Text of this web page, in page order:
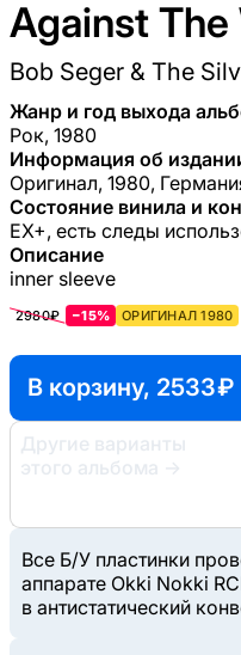
Against The
Bob Seger & The
Жанр и год выхода
Рок, 1980
Информация об
Оригинал, 1980,
Состояние винила и
EX+, есть следы
Описание
inner sleeve
2980₽ −15% ОРИГИНАЛ 1980
В корзину, 2533 ₽
Другие варианты
этого альбома
→
Все Б/У пластинки
аппарате Okki Nokki
в антистатический